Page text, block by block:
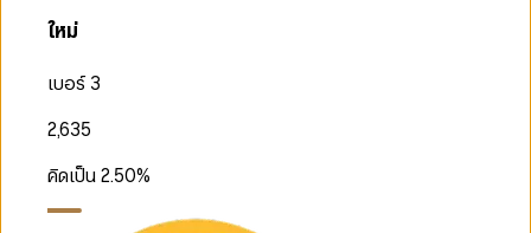
ใหม่
เบอร์ 3
2,635
คิดเป็น2.50%